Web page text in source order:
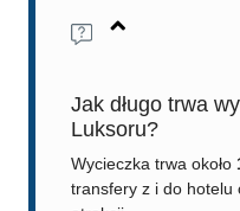
Jak długo trwa
Luksoru?
Wycieczka trwa około
transfery z i do hotelu